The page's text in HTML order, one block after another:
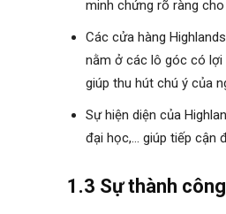
minh chứng rõ ràng
Các cửa hàng
nằm ở các lô góc có lợi
giúp thu hút chú ý của
Sự hiện diện của
đại học,… giúp tiếp cận
1.3 Sự thành